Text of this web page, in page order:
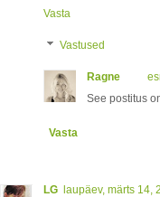
Vasta
Vastused
Ragne
See postitus
Vasta
LG laupäev, märts 14,